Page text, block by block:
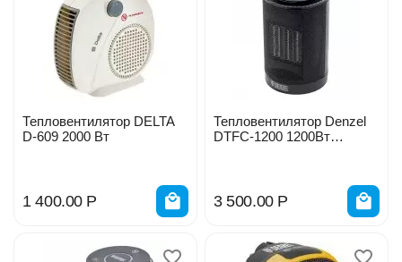
Тепловентилятор DELTA
D-609 2000 Вт
1 400.00 Р
Тепловентилятор Denzel
DTFC-1200 1200Вт
3 500.00 Р